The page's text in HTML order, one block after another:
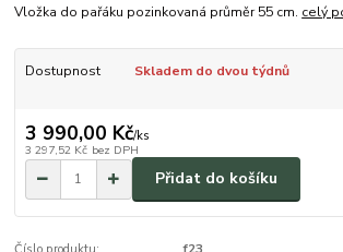
Vložka do pařáku pozinkovaná průměr 55 cm. celý
Dostupnost Skladem do dvou týdnů
3 990,00 Kč/ks
3 297,52 Kč bez DPH
Přidat do košíku